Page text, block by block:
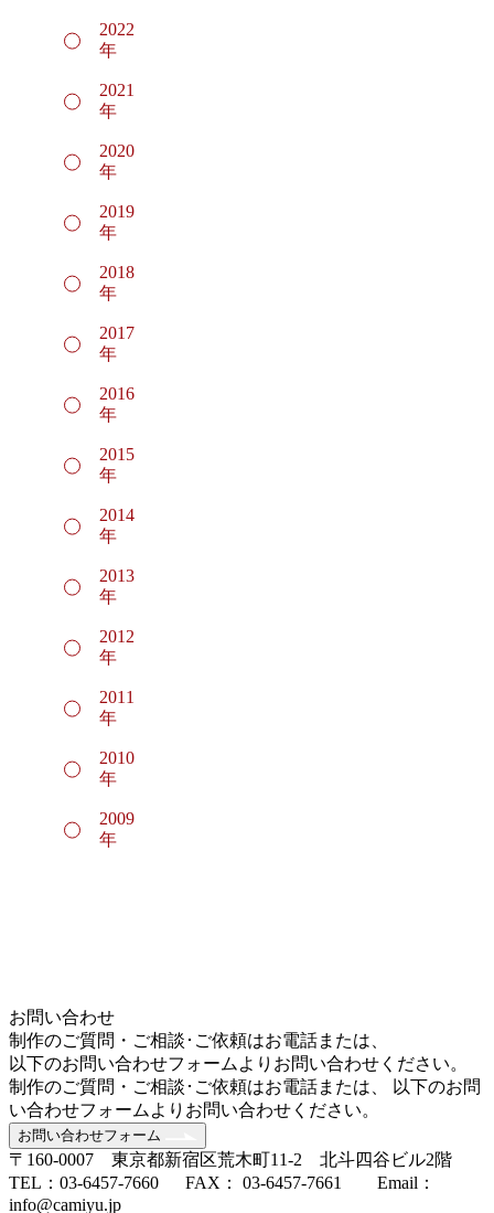
2022
年
2021
年
2020
年
2019
年
2018
年
2017
年
2016
年
2015
年
2014
年
2013
年
2012
年
2011
年
2010
年
2009
年
お問い合わせ
制作のご質問・ご相談･ご依頼はお電話または、
以下のお問い合わせフォームよりお問い合わせください。
制作のご質問・ご相談･ご依頼はお電話または、 以下のお問
い合わせフォームよりお問い合わせください。
お問い合わせフォーム
〒160-0007 東京都新宿区荒木町11-2 北斗四谷ビル2階
TEL：03-6457-7660 FAX： 03-6457-7661 Email：
info@camiyu.jp